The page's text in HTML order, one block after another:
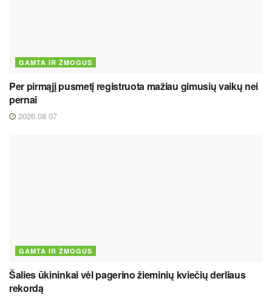
GAMTA IR ŽMOGUS
Per pirmąjį pusmetį registruota mažiau gimusių vaikų nei
pernai
2026 08 07
GAMTA IR ŽMOGUS
Šalies ūkininkai vėl pagerino žieminių kviečių derliaus
rekordą